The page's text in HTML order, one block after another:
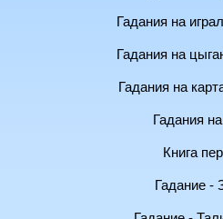
Гадания на
Гадания на
Гадания на
Гадания
Книга
Гадание -